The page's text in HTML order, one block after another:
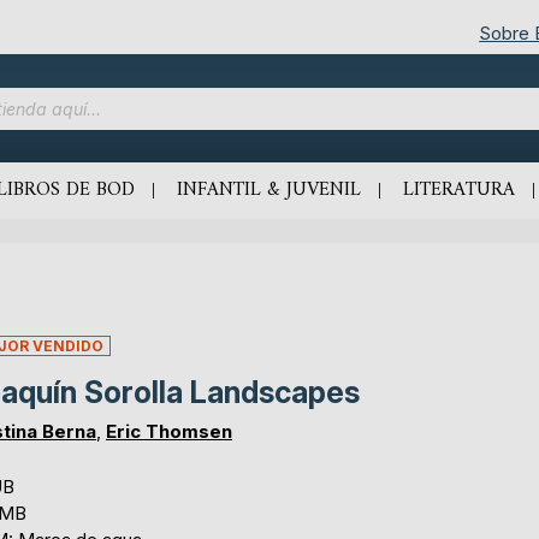
Sobre
DE BOD INFANTIL & JUVENIL LITERATURA
VENDIDO
Sorolla Landscapes
Berna, Eric Thomsen